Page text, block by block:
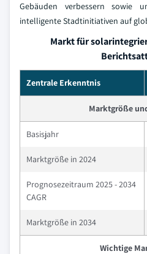
Gebäuden verbessern sowie
intelligente Stadtinitiativen auf
Markt für
Zentrale Erkenntnis
Marktgröße
Basisjahr
Marktgröße in 2024
Prognosezeitraum 2025 - 2034
CAGR
Marktgröße in 2034
Wichtige